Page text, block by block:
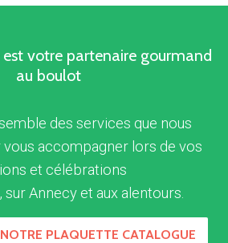
votre partenaire gourmand
au boulot
des services que nous
accompagner lors de vos
et célébrations
Annecy et aux alentours.
PLAQUETTE CATALOGUE